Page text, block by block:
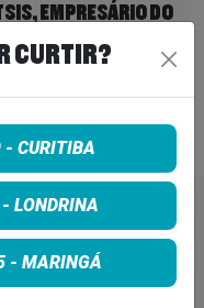
EMPRESÁRIO DO
BIZKIT E SMASHING
MORRE AOS 69 ANOS
2026
CURTIR?
- CURITIBA
LONDRINA
- MARINGÁ